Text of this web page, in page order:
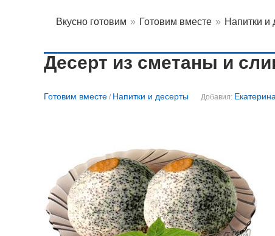
Вкусно готовим » Готовим вместе » Напитки и
Десерт из сметаны и
Готовим вместе / Напитки и десерты Добавил: Екатерина